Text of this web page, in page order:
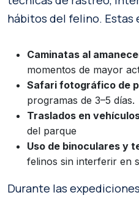
hábitos del felino. Estas
Caminatas al
momentos de mayor
Safari fotográfico de
programas de 3–5 días.
Traslados en
del parque
Uso de binoculares y
felinos sin interferir en
Durante las